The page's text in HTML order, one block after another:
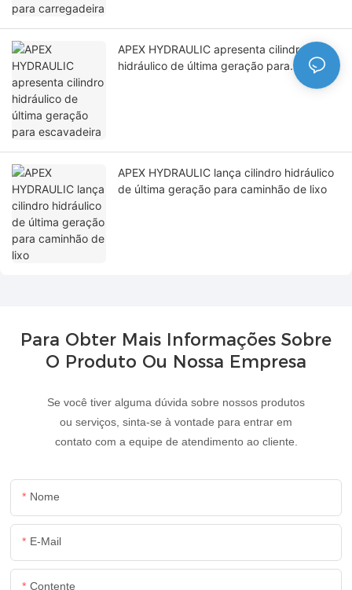
APEX HYDRAULIC apresenta cilindro
hidráulico de última geração para
APEX HYDRAULIC lança cilindro hidráulico
de última geração para caminhão de lixo
Para Obter Mais Informações Sobre
O Produto Ou Nossa Empresa
Se você tiver alguma dúvida sobre nossos produtos
ou serviços, sinta-se à vontade para entrar em
contato com a equipe de atendimento ao cliente.
Nome
E-Mail
Contente